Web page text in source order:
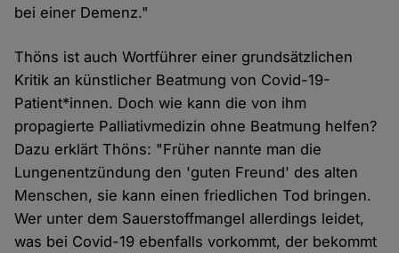
bei einer Demenz."
Thöns ist auch Wortführer einer grundsätzlichen
Kritik an künstlicher Beatmung von Covid-19-
Patient*innen. Doch wie kann die von ihm
propagierte Palliativmedizin ohne Beatmung helfen?
Dazu erklärt Thöns: "Früher nannte man die
Lungenentzündung den 'guten Freund' des alten
Menschen, sie kann einen friedlichen Tod bringen.
Wer unter dem Sauerstoffmangel allerdings leidet,
was bei Covid-19 ebenfalls vorkommt, der bekommt